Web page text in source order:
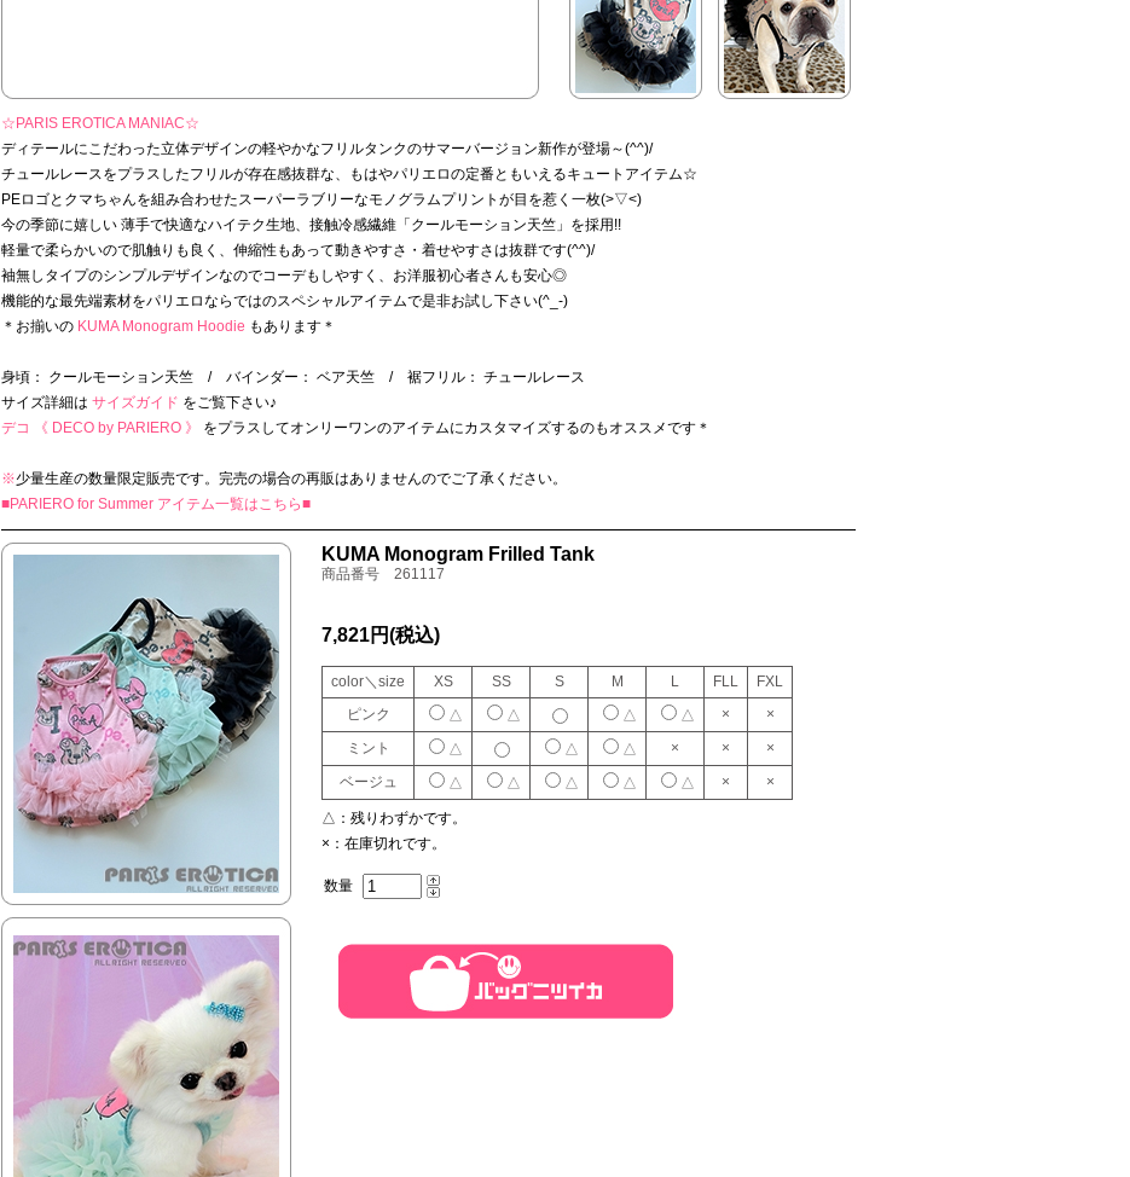
☆PARIS EROTICA MANIAC☆
ディテールにこだわった立体デザインの軽やかなフリルタンクのサマーバージョン新作が登場～(^^)/
チュールレースをプラスしたフリルが存在感抜群な、もはやパリエロの定番ともいえるキュートアイテム☆
PEロゴとクマちゃんを組み合わせたスーパーラブリーなモノグラムプリントが目を惹く一枚(>▽<)
今の季節に嬉しい 薄手で快適なハイテク生地、接触冷感繊維「クールモーション天竺」を採用!!
軽量で柔らかいので肌触りも良く、伸縮性もあって動きやすさ・着せやすさは抜群です(^^)/
袖無しタイプのシンプルデザインなのでコーデもしやすく、お洋服初心者さんも安心◎
機能的な最先端素材をパリエロならではのスペシャルアイテムで是非お試し下さい(^_-)
＊お揃いの KUMA Monogram Hoodie もあります＊
身頃： クールモーション天竺 / バインダー： ベア天竺 / 裾フリル： チュールレース
サイズ詳細は サイズガイド をご覧下さい♪
デコ 《 DECO by PARIERO 》
をプラスしてオンリーワンのアイテムにカスタマイズするのもオススメです＊
※少量生産の数量限定販売です。完売の場合の再販はありませんのでご了承ください。
■PARIERO for Summer アイテム一覧はこちら■
KUMA Monogram Frilled Tank
商品番号 261117
7,821円(税込)
color＼size XS SS S M L FLL
FXL
ピンク
△ △ △ △ ×
×
ミント
△ △ △ × ×
×
ベージュ
△ △ △ △ △ × ×
△： 残りわずかです。
×： 在庫切れです。
数量